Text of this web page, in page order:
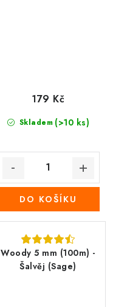
Skladem (>10 ks)
179 Kč
DO KOŠÍKU
Woody 5 mm (100m) -
Šalvěj (Sage)